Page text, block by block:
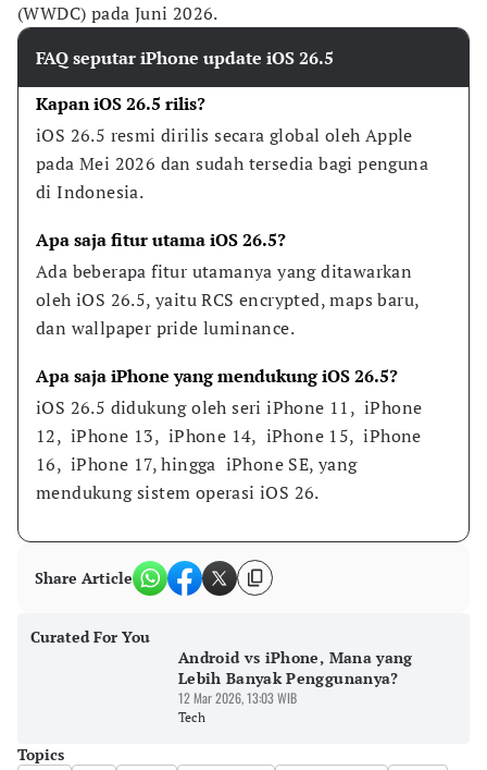
(WWDC) pada Juni 2026.
FAQ seputar iPhone update iOS 26.5
Kapan iOS 26.5 rilis?
iOS 26.5 resmi dirilis secara global oleh Apple
pada Mei 2026 dan sudah tersedia bagi penguna
di Indonesia.
Apa saja fitur utama iOS 26.5?
Ada beberapa fitur utamanya yang ditawarkan
oleh iOS 26.5, yaitu RCS encrypted, maps baru,
dan wallpaper pride luminance.
Apa saja iPhone yang mendukung iOS 26.5?
iOS 26.5 didukung oleh seri iPhone 11,  iPhone
12,  iPhone 13,  iPhone 14,  iPhone 15,  iPhone
16,  iPhone 17, hingga  iPhone SE, yang
mendukung sistem operasi iOS 26.
Share Article
Curated For You
Android vs iPhone, Mana yang
Lebih Banyak Penggunanya?
12 Mar 2026, 13:03 WIB
Tech
Topics